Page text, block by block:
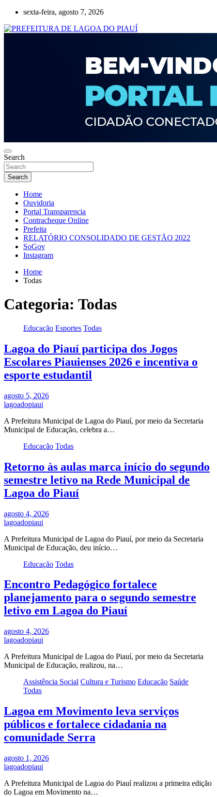
Skip
content
sexta-feira, agosto 7, 2026
Search
Search
Home
Ouvidoria
Portal Transparencia
Contracheque Online
Prefeita
RELATÓRIO CONSOLIDADO DE GESTÃO 2022
SoGov
Instagram
Home
Todas
Categoria: Todas
Educação Esportes Todas
Lagoa do Piauí participa dos Jogos
Escolares Piauienses 2026 e incentiva o
esporte estudantil
agosto 5, 2026
lagoadopiaui
A Prefeitura Municipal de Lagoa do Piauí, por meio da Secretaria
Municipal de Educação, celebra a…
Educação Todas
Retorno às aulas marca início do segundo
semestre letivo na Rede Municipal de
Lagoa do Piauí
agosto 4, 2026
lagoadopiaui
A Prefeitura Municipal de Lagoa do Piauí, por meio da Secretaria
Municipal de Educação, deu início…
Educação Todas
Encontro Pedagógico fortalece
planejamento para o segundo semestre
letivo em Lagoa do Piauí
agosto 4, 2026
lagoadopiaui
A Prefeitura Municipal de Lagoa do Piauí, por meio da Secretaria
Municipal de Educação, realizou, na…
Assistência Social Cultura e Turismo Educação Saúde
Todas
Lagoa em Movimento leva serviços
públicos e fortalece cidadania na
comunidade Serra
agosto 1, 2026
lagoadopiaui
A Prefeitura Municipal de Lagoa do Piauí realizou a primeira edição
do Lagoa em Movimento na…